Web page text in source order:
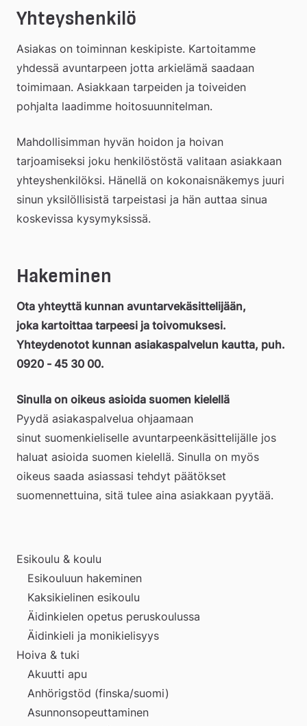
Yhteyshenkilö
Asiakas on toiminnan keskipiste. Kartoitamme
yhdessä avuntarpeen jotta arkielämä saadaan
toimimaan. Asiakkaan tarpeiden ja toiveiden
pohjalta laadimme hoitosuunnitelman.
Mahdollisimman hyvän hoidon ja hoivan
tarjoamiseksi joku henkilöstöstä valitaan asiakkaan
yhteyshenkilöksi. Hänellä on kokonaisnäkemys juuri
sinun yksilöllisistä tarpeistasi ja hän auttaa sinua
koskevissa kysymyksissä.
Hakeminen
Ota yhteyttä kunnan avuntarvekäsittelijään,
joka kartoittaa tarpeesi ja toivomuksesi.
Yhteydenotot kunnan asiakaspalvelun kautta, puh.
0920 - 45 30 00.
Sinulla on oikeus asioida suomen kielellä
Pyydä asiakaspalvelua ohjaamaan
sinut suomenkieliselle avuntarpeenkäsittelijälle jos
haluat asioida suomen kielellä. Sinulla on myös
oikeus saada asiassasi tehdyt päätökset
suomennettuina, sitä tulee aina asiakkaan pyytää.
Esikoulu & koulu
Esikouluun hakeminen
Kaksikielinen esikoulu
Äidinkielen opetus peruskoulussa
Äidinkieli ja monikielisyys
Hoiva & tuki
Akuutti apu
Anhörigstöd (finska/suomi)
Asunnonsopeuttaminen